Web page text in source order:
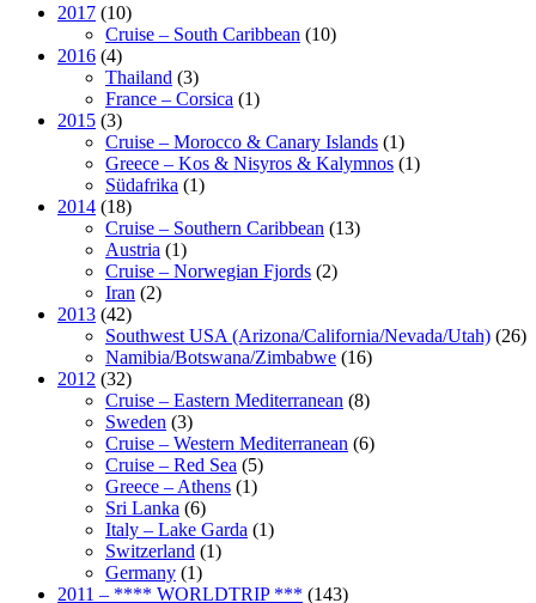
2017 (10)
Cruise – South Caribbean (10)
2016 (4)
Thailand (3)
France – Corsica (1)
2015 (3)
Cruise – Morocco & Canary Islands (1)
Greece – Kos & Nisyros & Kalymnos (1)
Südafrika (1)
2014 (18)
Cruise – Southern Caribbean (13)
Austria (1)
Cruise – Norwegian Fjords (2)
Iran (2)
2013 (42)
Southwest USA (Arizona/California/Nevada/Utah) (26)
Namibia/Botswana/Zimbabwe (16)
2012 (32)
Cruise – Eastern Mediterranean (8)
Sweden (3)
Cruise – Western Mediterranean (6)
Cruise – Red Sea (5)
Greece – Athens (1)
Sri Lanka (6)
Italy – Lake Garda (1)
Switzerland (1)
Germany (1)
2011 – **** WORLDTRIP *** (143)